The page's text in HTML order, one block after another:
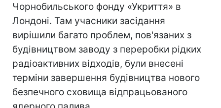
Чорнобильського фонду «Укриття» в
Лондоні. Там учасники засідання
вирішили багато проблем, пов'язаних з
будівництвом заводу з переробки рідких
радіоактивних відходів, були внесені
терміни завершення будівництва нового
безпечного сховища відпрацьованого